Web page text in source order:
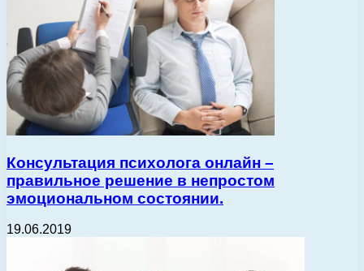
Консультация психолога онлайн –
правильное решение в непростом
эмоциональном состоянии.
19.06.2019